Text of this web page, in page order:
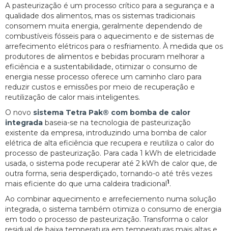
A pasteurização é um processo crítico para a segurança e a
qualidade dos alimentos, mas os sistemas tradicionais
consomem muita energia, geralmente dependendo de
combustíveis fósseis para o aquecimento e de sistemas de
arrefecimento elétricos para o resfriamento. À medida que os
produtores de alimentos e bebidas procuram melhorar a
eficiência e a sustentabilidade, otimizar o consumo de
energia nesse processo oferece um caminho claro para
reduzir custos e emissões por meio de recuperação e
reutilização de calor mais inteligentes.
O novo sistema Tetra Pak® com bomba de calor
integrada baseia-se na tecnologia de pasteurização
existente da empresa, introduzindo uma bomba de calor
elétrica de alta eficiência que recupera e reutiliza o calor do
processo de pasteurização. Para cada 1 kWh de eletricidade
usada, o sistema pode recuperar até 2 kWh de calor que, de
outra forma, seria desperdiçado, tornando-o até três vezes
mais eficiente do que uma caldeira tradicional1.
Ao combinar aquecimento e arrefeciemento numa solução
integrada, o sistema também otimiza o consumo de energia
em todo o processo de pasteurização. Transforma o calor